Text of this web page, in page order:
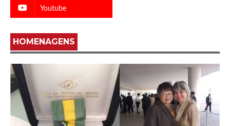
Youtube
HOMENAGENS